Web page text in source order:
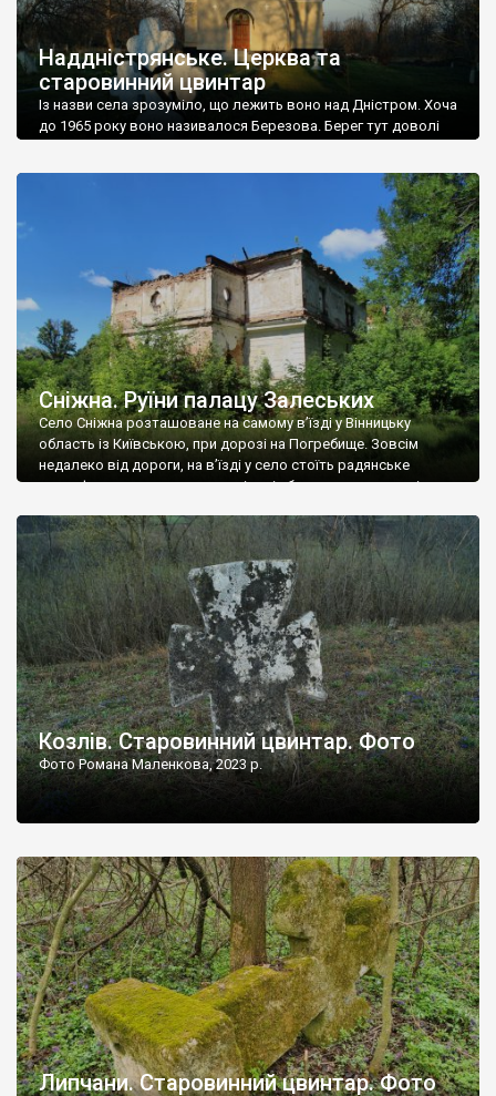
Наддністрянське. Церква та
старовинний цвинтар
Із назви села зрозуміло, що лежить воно над Дністром. Хоча
до 1965 року воно називалося Березова. Берег тут доволі
Наддністрянське відрізняється від більшості навколишніх
сіл. У селі є мурована Михайлівська церква. Точної дати […]
Сніжна. Руїни палацу Залеських
Село Сніжна розташоване на самому в’їзді у Вінницьку
область із Київською, при дорозі на Погребище. Зовсім
недалеко від дороги, на в’їзді у село стоїть радянське
рельєфне пано, яке показує жінку і яблуню, а трохи далі, десь
не видно, але видно дві стареньких колії у траві – […]
Козлів. Старовинний цвинтар. Фото
Фото Романа Маленкова, 2023 р.
Липчани. Старовинний цвинтар. Фото